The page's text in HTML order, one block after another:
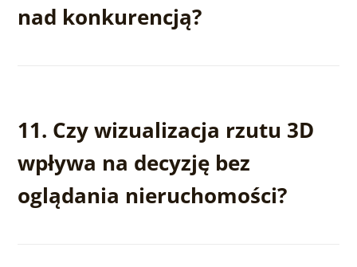
nad konkurencją?
klienta.
11. Czy wizualizacja rzutu 3D
wpływa na decyzję bez
oglądania nieruchomości?